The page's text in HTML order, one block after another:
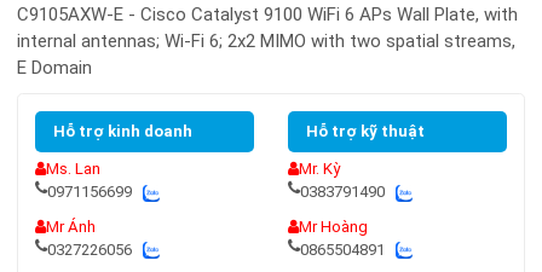
C9105AXW-E - Cisco Catalyst 9100 WiFi 6 APs Wall Plate, with
internal antennas; Wi-Fi 6; 2x2 MIMO with two spatial streams,
E Domain
Hỗ trợ kinh doanh
Ms. Lan
0971156699
Mr Ánh
0327226056
Hỗ trợ kỹ thuật
Mr. Kỳ
0383791490
Mr Hoàng
0865504891